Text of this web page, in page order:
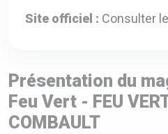
Site officiel : Consulter
Présentation du
Feu Vert - FEU
COMBAULT